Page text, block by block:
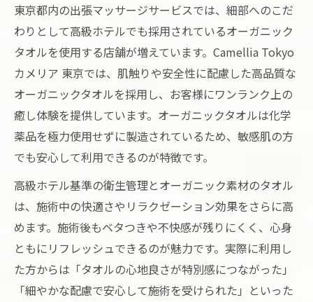
オーガニックタオル採用で心身の癒しを深
める
ホテルで体験する東京出張マッサージの贅
沢感
男性が求めるリラクゼーション空間の条件
質重視の男性が選ぶ東京の出張マッサージ
東京出張マッサージ選びで重視したい品質
基準
高品質オーガニックタオルがもたらす安心
感
セラピストの技術力が生む満足度の違い
東京出張マッサージの口コミ評価の見方
質と価格を両立する東京出張マッサージ活
東京都内の出張マッサージサービスでは、細部へのこだ
わりとして高級ホテルでも採用されているオーガニック
タオルを使用する店舗が増えています。Camellia Tokyo
カメリア 東京では、肌触りや安全性に配慮した高品質な
オーガニックタオルを採用し、お客様にワンランク上の
癒し体験を提供しています。オーガニックタオルは化学
薬品を極力使用せずに製造されているため、敏感肌の方
でも安心して利用できるのが特徴です。
高級ホテル基準の衛生管理とオーガニック素材のタオル
は、施術中の快適さやリラクゼーション効果をさらに高
めます。施術後もベタつきや不快感が残りにくく、心身
ともにリフレッシュできるのが魅力です。実際に利用し
た方からは「タオルの心地良さが特別感につながった」
「細やかな配慮で安心して施術を受けられた」といった